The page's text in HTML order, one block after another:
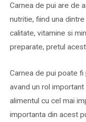
Carnea de pui are de
nutritie, fiind una
calitate, vitamine si
preparate, pretul
Carnea de pui poate
avand un rol
alimentul cu cel mai
importanta din acest